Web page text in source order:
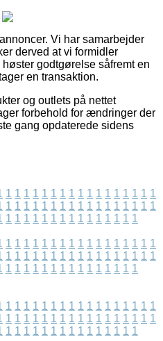
Vi har samarbejder
derved at vi formidler
godtgørelse såfremt en
en transaktion.
og outlets på nettet
forbehold for ændringer der
gang opdaterede sidens
1 1 1 1 1 1 1 1 1 1 1 1 1 1 1 1 1
1 1 1 1 1 1 1 1 1 1 1 1 1 1 1 1 1
1 1 1 1 1 1 1 1 1 1 1 1 1 1 1
1 1 1 1 1 1 1 1 1 1 1 1 1 1 1 1 1
1 1 1 1 1 1 1 1 1 1 1 1 1 1 1 1 1
1 1 1 1 1 1 1 1 1 1 1 1 1 1 1
1 1 1 1 1 1 1 1 1 1 1 1 1 1 1 1 1
1 1 1 1 1 1 1 1 1 1 1 1 1 1 1 1 1
1 1 1 1 1 1 1 1 1 1 1 1 1 1 1